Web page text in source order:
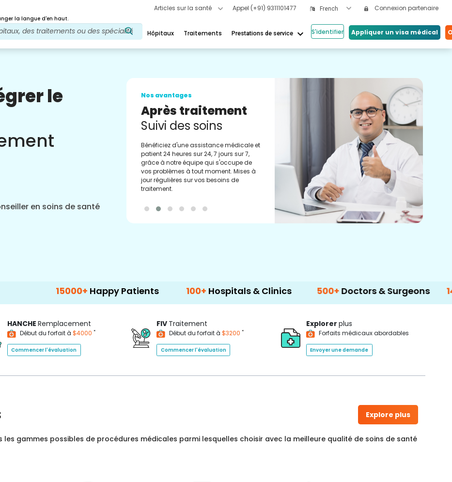
Articles sur la santé Appel (+91) 9311101477 French Connexion partenaire
la langue d'en haut.
Hôpitaux Traitements Prestations de service keyboard_arrow_down S'identifier Appliquer un visa médical
le
en soins de santé
Nos avantages
Conseiller médical
Assistance
Obtenez un soutien régulier de nos
conseillers médicaux expérimentés.
Vous apporter les meilleurs conseils et
orientations.
Happy Patients 100+ Hospitals & Clinics 500+ Doctors & Surgeons 14+
HANCHE Remplacement
Début du forfait à $4000 *
Commencer l'évaluation
FIV Traitement
Début du forfait à $3200 *
Commencer l'évaluation
Explorer plus
Forfaits médicaux abordables
Envoyer une demande
Explore plus
gammes possibles de procédures médicales parmi lesquelles choisir avec la meilleure qualité de soins de santé